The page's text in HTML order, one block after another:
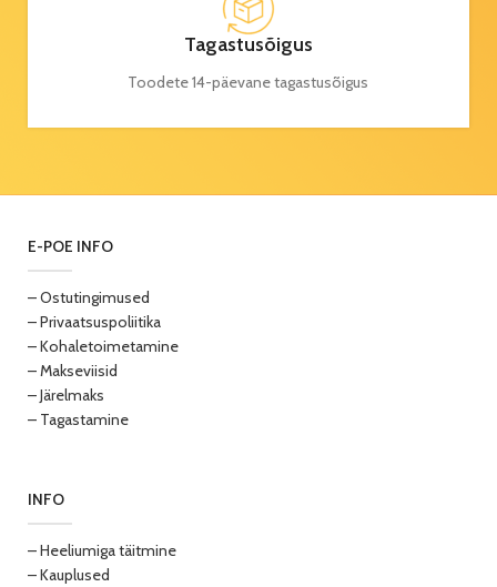
Tagastusõigus
Toodete 14-päevane tagastusõigus
E-POE INFO
– Ostutingimused
– Privaatsuspoliitika
– Kohaletoimetamine
– Makseviisid
– Järelmaks
– Tagastamine
INFO
– Heeliumiga täitmine
– Kauplused